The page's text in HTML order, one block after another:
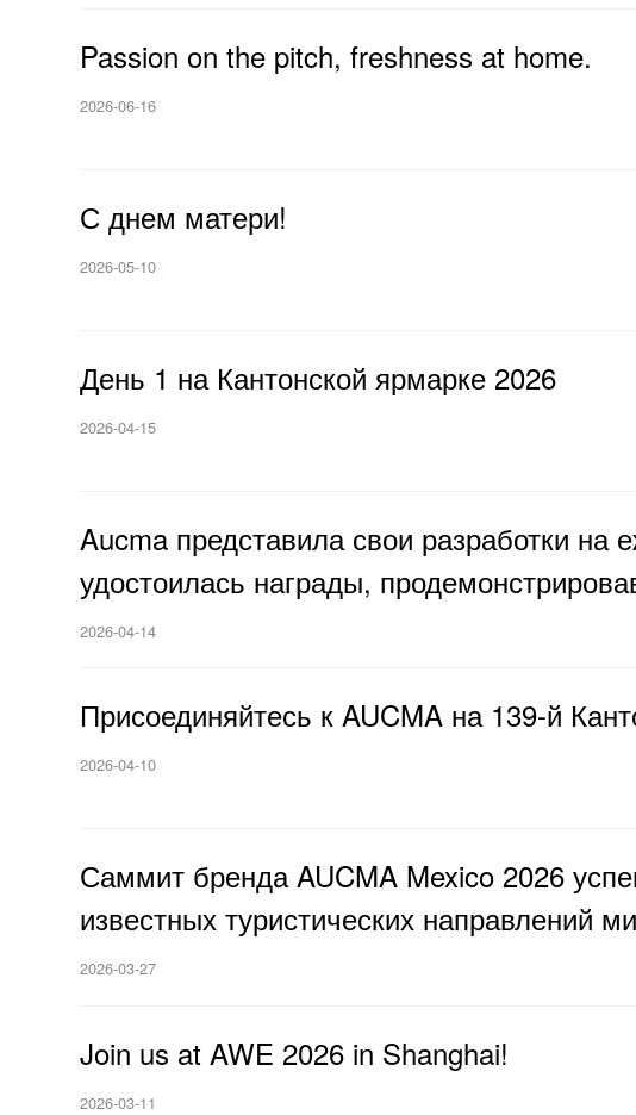
Passion on the pitch, freshness at home.
2026-06-16
С днем матери!
2026-05-10
День 1 на Кантонской ярмарке 2026
2026-04-15
Aucma представила свои разработки на
удостоилась награды,
2026-04-14
Присоединяйтесь к AUCMA на 139-й
2026-04-10
Саммит бренда AUCMA Mexico 2026
известных туристических направлений
2026-03-27
Join us at AWE 2026 in Shanghai!
2026-03-11